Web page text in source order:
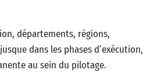
départements, régions,
dans les phases d’exécution,
au sein du pilotage.